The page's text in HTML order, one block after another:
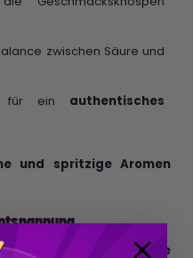
zwischen Säure und
ein authentisches
und spritzige Aromen
Gehalt Bubble